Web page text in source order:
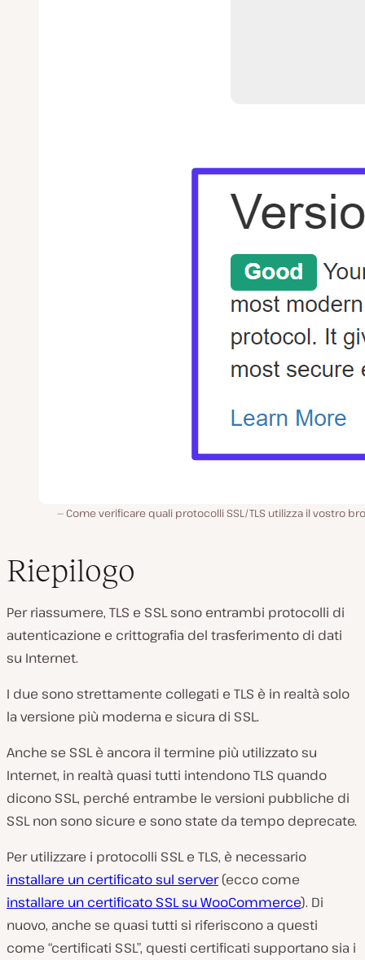
Come verificare quali protocolli SSL/TLS utilizza il vostro
Riepilogo
Per riassumere, TLS e SSL sono entrambi protocolli di
autenticazione e crittografia del trasferimento di dati
su Internet.
I due sono strettamente collegati e TLS è in realtà solo
la versione più moderna e sicura di SSL.
Anche se SSL è ancora il termine più utilizzato su
Internet, in realtà quasi tutti intendono TLS quando
dicono SSL, perché entrambe le versioni pubbliche di
SSL non sono sicure e sono state da tempo deprecate.
Per utilizzare i protocolli SSL e TLS, è necessario
installare un certificato sul server(ecco come
installare un certificato SSL su WooCommerce). Di
nuovo, anche se quasi tutti si riferiscono a questi
come “certificati SSL”, questi certificati supportano sia i